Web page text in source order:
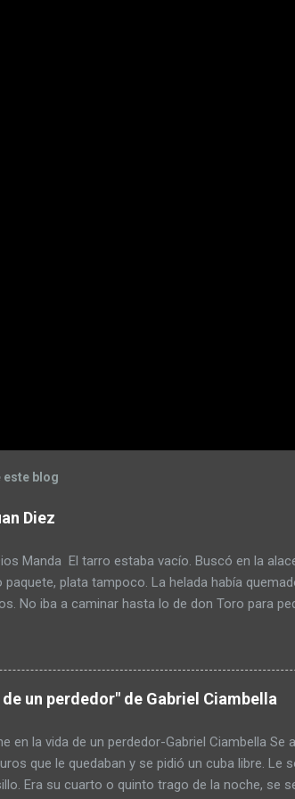
este blog
Diez
Manda El tarro estaba vacío. Buscó en la
paquete, plata tampoco. La helada había
No iba a caminar hasta lo de don Toro para
preparar el mate pero escupió tres al hilo
endulzarlo pero tenía poco azúcar. Pagar la
lo que tenía para comprar en el pueblo. Se
a base de guiso. De paso se ahorraba el
caja de balines que tenía en el galpón. Re...
un perdedor" de Gabriel Ciambella
en la vida de un perdedor-Gabriel Ciambella
que le quedaban y se pidió un cuba libre. Le
Era su cuarto o quinto trago de la noche, se